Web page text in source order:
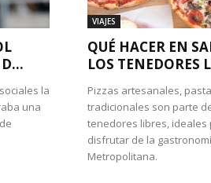
la
una
VIAJES
QUÉ HACER EN
LOS TENEDORES
Pizzas artesanales,
tradicionales son parte
tenedores libres, ideales
disfrutar de la
Metropolitana.